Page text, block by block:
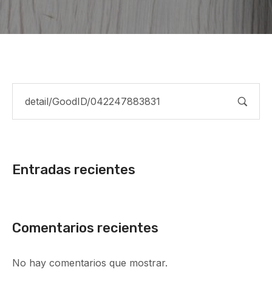
Entradas recientes
Comentarios recientes
No hay comentarios que mostrar.